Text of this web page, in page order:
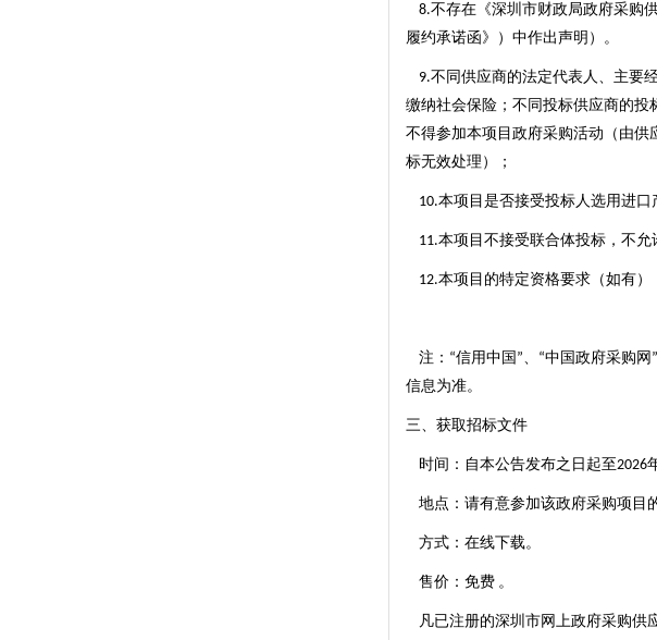
8.不存在《深圳市财政局政府采购
履约承诺函》）中作出声明）。
9.不同供应商的法定代表人、主要
缴纳社会保险；不同投标供应商的投
不得参加本项目政府采购活动（由
标无效处理）；
10.本项目是否接受投标人选用进
11.本项目不接受联合体投标，不允
12.本项目的特定资格要求（如有）
注： “信用中国 ”、 “中国政府采购网 ”
信息为准。
三、获取招标文件
时间：自本公告发布之日起至2026
地点：请有意参加该政府采购项目
方式：在线下载。
售价：免费 。
凡已注册的深圳市网上政府采购供